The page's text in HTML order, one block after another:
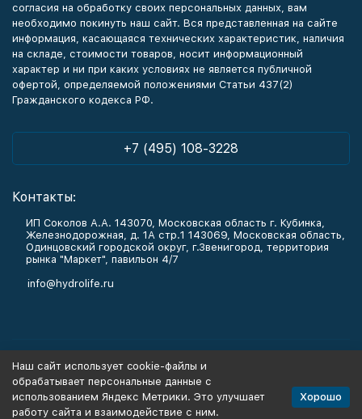
согласия на обработку своих персональных данных, вам
необходимо покинуть наш сайт. Вся представленная на сайте
информация, касающаяся технических характеристик, наличия
на складе, стоимости товаров, носит информационный
характер и ни при каких условиях не является публичной
офертой, определяемой положениями Статьи 437(2)
Гражданского кодекса РФ.
+7 (495) 108-3228
Контакты:
ИП Соколов А.А. 143070, Московская область г. Кубинка,
Железнодорожная, д. 1А стр.1 143069, Московская область,
Одинцовский городской округ, г.Звенигород, территория
рынка "Маркет", павильон 4/7
info@hydrolife.ru
Информация
Наш сайт использует cookie-файлы и
обрабатывает персональные данные с
использованием Яндекс Метрики. Это улучшает
работу сайта и взаимодействие с ним.
Хорошо